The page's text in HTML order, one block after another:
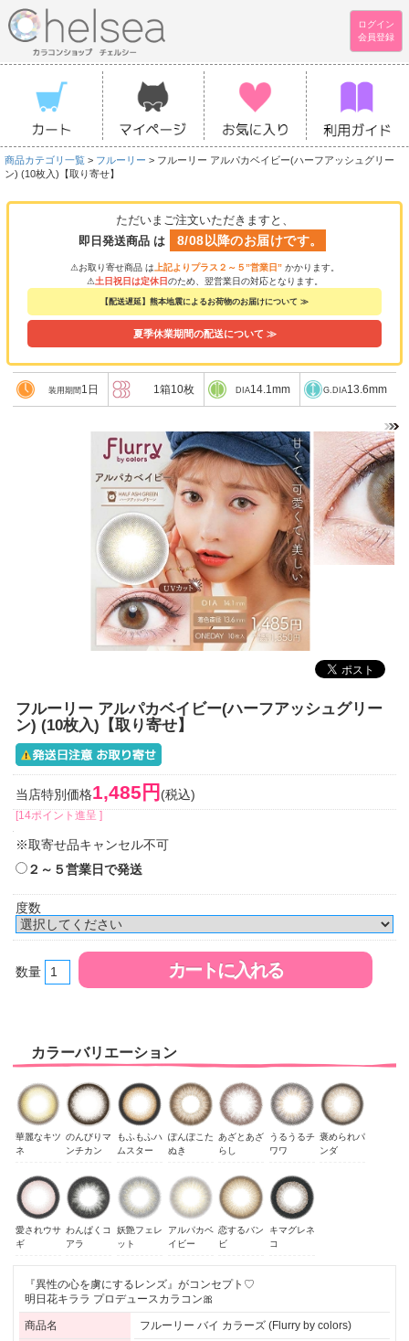
ログイン
会員登録
商品カテゴリ一覧 > フルーリー > フルーリー アルパカベイビー(ハーフアッシュグリー
ン) (10枚入)【取り寄せ】
ただいまご注文いただきますと、
即日発送商品 は
8/08以降のお届けです。
⚠お取り寄せ商品 は 上記よりプラス２～５”営業日” かかります。
⚠土日祝日は定休日のため、翌営業日の対応となります。
【配送遅延】熊本地震によるお荷物のお届けについて ≫
夏季休業期間の配送について ≫
装用期間 1日 1箱10枚 DIA14.1mm G.DIA13.6mm
フルーリー アルパカベイビー(ハーフアッシュグリー
ン) (10枚入)【取り寄せ】
当店特別価格1,485円 (税込)
[14ポイント進呈 ]
※取寄せ品キャンセル不可
２～５営業日で発送
度数
数量
カラーバリエーション
華麗なキツ
ネ
のんびりマ
ンチカン
もふもふハ
ムスター
ぽんぽこた
ぬき
あざとあざ
らし
うるうるチ
ワワ
褒められパ
ンダ
愛されウサ
ギ
わんぱくコ
アラ
妖艶フェレ
ット
アルパカベ
イビー
恋するバン
ビ
キマグレネ
コ
『異性の心を虜にするレンズ』がコンセプト♡
明日花キララ プロデュースカラコン🎀
商品名 フルーリー バイ カラーズ (Flurry by colors)